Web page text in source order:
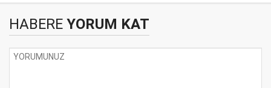
HABERE YORUM KAT